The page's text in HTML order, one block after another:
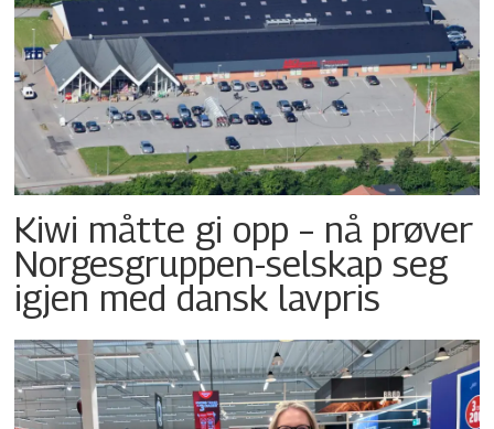
Kiwi måtte gi opp – nå prøver
Norgesgruppen-selskap seg
igjen med dansk lavpris